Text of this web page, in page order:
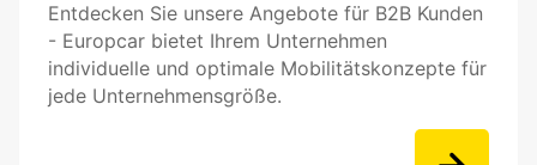
Entdecken Sie unsere Angebote für B2B Kunden
- Europcar bietet Ihrem Unternehmen
individuelle und optimale Mobilitätskonzepte für
jede Unternehmensgröße.